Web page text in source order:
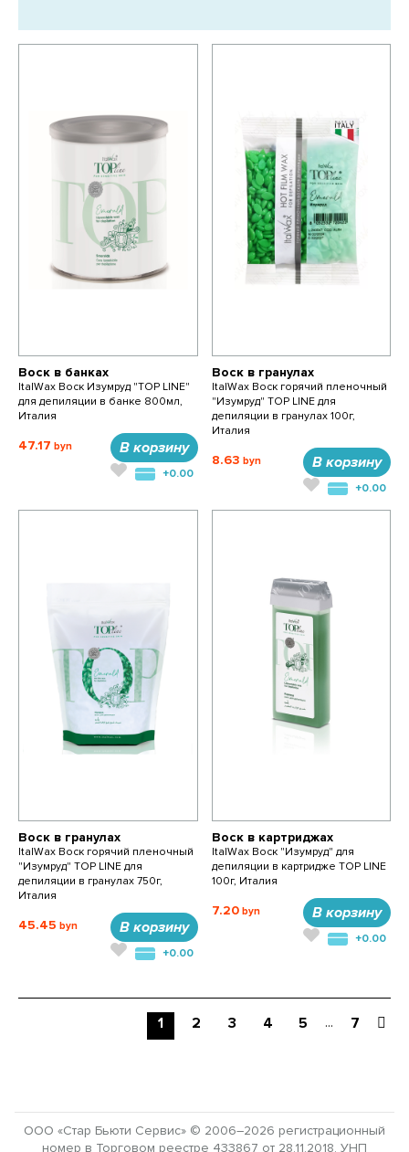
Воск в банках
ItalWax Воск Изумруд "TOP LINE"
для депиляции в банке 800мл,
Италия
47.17 В корзину
+0.00
Воск в гранулах
ItalWax Воск горячий пленочный
"Изумруд" TOP LINE для
депиляции в гранулах 100г,
Италия
8.63 В корзину
+0.00
Воск в гранулах
ItalWax Воск горячий пленочный
"Изумруд" TOP LINE для
депиляции в гранулах 750г,
Италия
45.45 В корзину
+0.00
Воск в картриджах
ItalWax Воск "Изумруд" для
депиляции в картридже TOP LINE
100г, Италия
7.20 В корзину
+0.00
1 2 3 4 5 ... 7
ООО «Стар Бьюти Сервис» © 2006–2026 регистрационный
номер в Торговом реестре 433867 от 28.11.2018. УНП